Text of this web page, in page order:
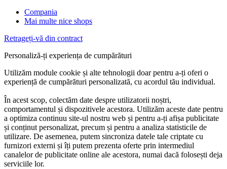
Compania
Mai multe nice shops
Retrageți-vă din contract
Personaliză-ți experiența de cumpărături
Utilizăm module cookie și alte tehnologii doar pentru a-ți oferi o
experiență de cumpărături personalizată, cu acordul tău individual.
În acest scop, colectăm date despre utilizatorii noștri,
comportamentul și dispozitivele acestora. Utilizăm aceste date pentru
a optimiza continuu site-ul nostru web și pentru a-ți afișa publicitate
și conținut personalizat, precum și pentru a analiza statisticile de
utilizare. De asemenea, putem sincroniza datele tale criptate cu
furnizori externi și îți putem prezenta oferte prin intermediul
canalelor de publicitate online ale acestora, numai dacă folosești deja
serviciile lor.